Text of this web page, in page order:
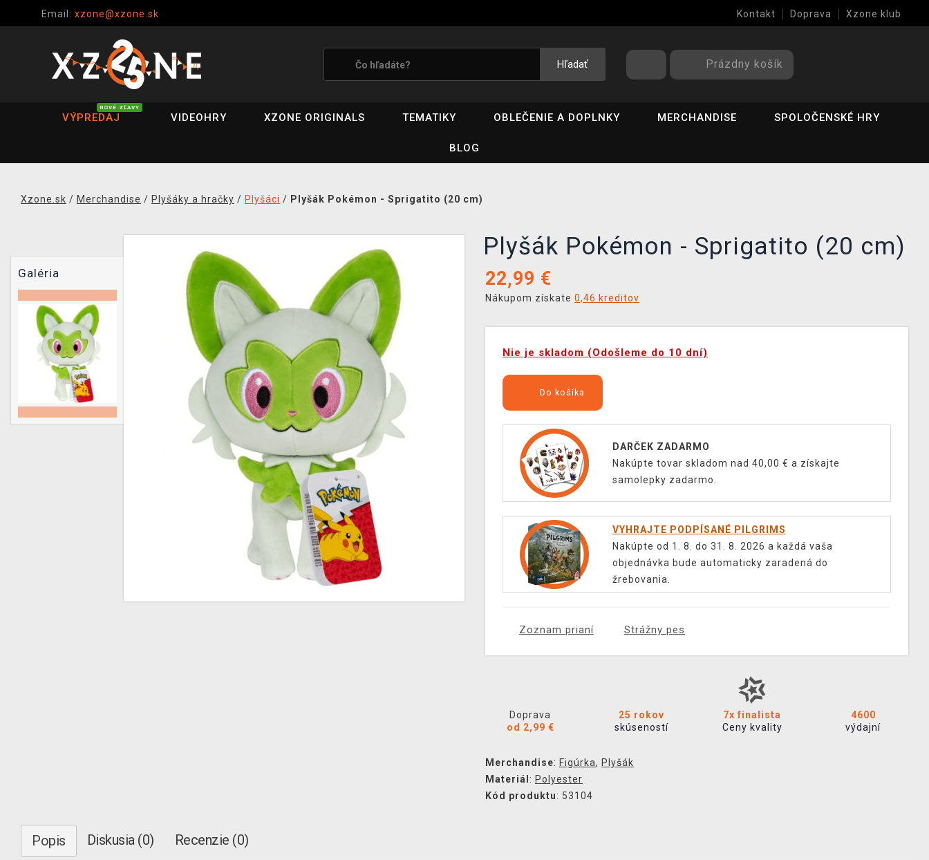
Email: xzone@xzone.sk Kontakt Doprava Xzone klub
Hľadať Prázdny košík
VÝPREDAJ
NOVÉ ZĽAVY
VIDEOHRY XZONE ORIGINALS TEMATIKY OBLEČENIE A DOPLNKY MERCHANDISE SPOLOČENSKÉ HRY
BLOG
Xzone.sk / Merchandise / Plyšáky a hračky / Plyšáci / Plyšák Pokémon - Sprigatito (20 cm)
Galéria
Plyšák Pokémon - Sprigatito (20 cm)
22,99 €
Nákupom získate 0,46 kreditov
Nie je skladom (Odošleme do 10 dní)
Do košíka
DARČEK ZADARMO
Nakúpte tovar skladom nad 40,00 € a získajte
samolepky zadarmo.
VYHRAJTE PODPÍSANÉ PILGRIMS
Nakúpte od 1. 8. do 31. 8. 2026 a každá vaša
objednávka bude automaticky zaradená do
žrebovania.
Zoznam prianí Strážny pes
Doprava
od 2,99 €
25 rokov
skúseností
7x finalista
Ceny kvality
4600
výdajní
Merchandise: Figúrka, Plyšák
Materiál : Polyester
Kód produktu: 53104
Popis Diskusia (0) Recenzie (0)